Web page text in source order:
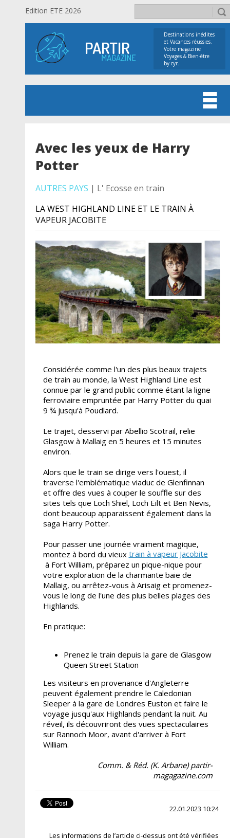
Edition ETE 2026
Destinations inédites
et Vacances réussies.
Votre magazine
Voyages & Bien-être
by cyr.
Avec les yeux de Harry
Potter
AUTRES PAYS | L' Ecosse en train
LA WEST HIGHLAND LINE ET LE TRAIN À
VAPEUR JACOBITE
Considérée comme l'un des plus beaux trajets
de train au monde, la West Highland Line est
connue par le grand public comme étant la ligne
ferroviaire empruntée par Harry Potter du quai
9 ¾ jusqu'à Poudlard.
Le trajet, desservi par Abellio Scotrail, relie
Glasgow à Mallaig en 5 heures et 15 minutes
environ.
Alors que le train se dirige vers l'ouest, il
traverse l'emblématique viaduc de Glenfinnan
et offre des vues à couper le souffle sur des
sites tels que Loch Shiel, Loch Eilt et Ben Nevis,
dont beaucoup apparaissent également dans la
saga Harry Potter.
Pour passer une journée vraiment magique,
montez à bord du vieux train à vapeur Jacobite
à Fort William, préparez un pique-nique pour
votre exploration de la charmante baie de
Mallaig, ou arrêtez-vous à Arisaig et promenez-
vous le long de l'une des plus belles plages des
Highlands.
En pratique:
Prenez le train depuis la gare de Glasgow
Queen Street Station
Les visiteurs en provenance d'Angleterre
peuvent également prendre le Caledonian
Sleeper à la gare de Londres Euston et faire le
voyage jusqu'aux Highlands pendant la nuit. Au
réveil, ils découvriront des vues spectaculaires
sur Rannoch Moor, avant d'arriver à Fort
William.
Comm. & Réd. (K. Arbane) partir-
magagazine.com
22.01.2023 10:24
Les informations de l’article ci-dessus ont été vérifiées